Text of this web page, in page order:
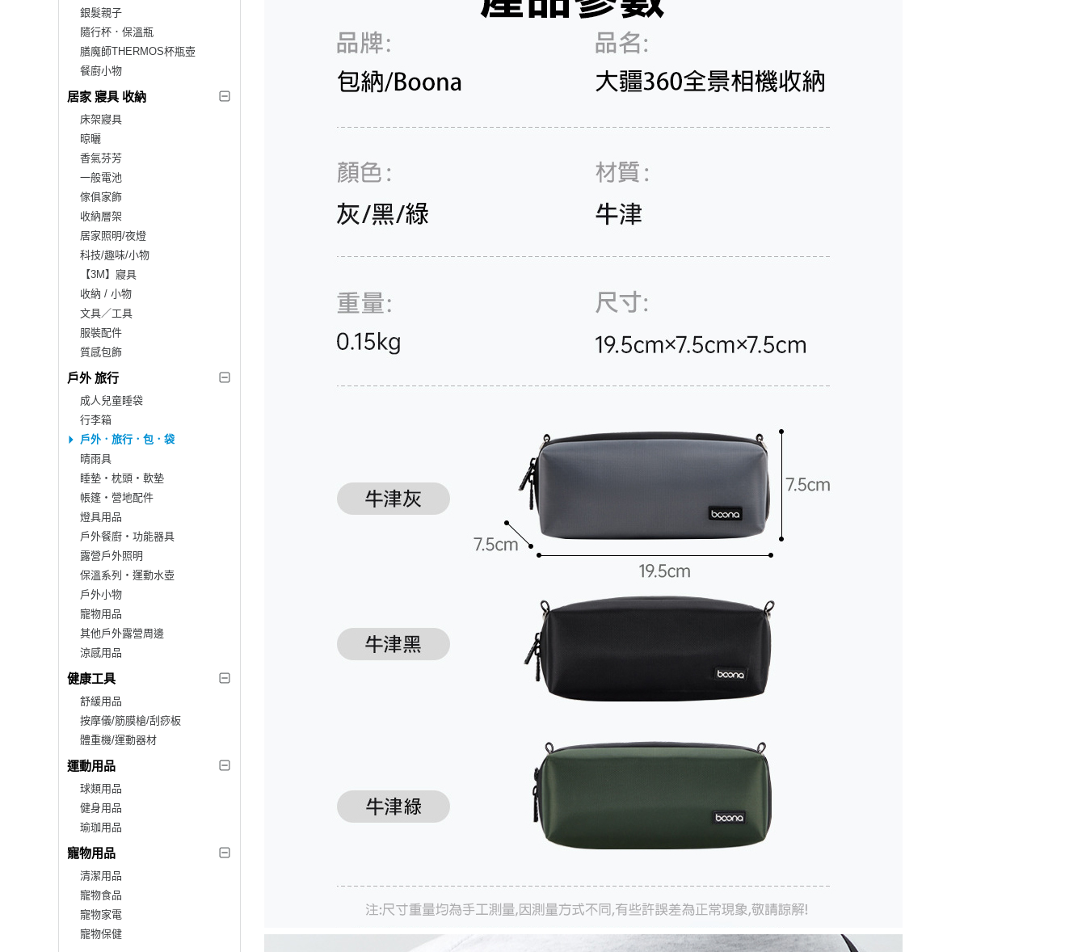
銀髮親子
隨行杯．保溫瓶
膳魔師THERMOS杯瓶壺
餐廚小物
居家 寢具 收納
床架寢具
晾曬
香氣芬芳
一般電池
傢俱家飾
收納層架
居家照明/夜燈
科技/趣味/小物
【3M】寢具
收納 / 小物
文具／工具
服裝配件
質感包飾
戶外 旅行
成人兒童睡袋
行李箱
戶外．旅行．包．袋
晴雨具
睡墊‧枕頭‧軟墊
帳篷‧營地配件
燈具用品
戶外餐廚‧功能器具
露營戶外照明
保溫系列‧運動水壺
戶外小物
寵物用品
其他戶外露營周邊
涼感用品
健康工具
舒緩用品
按摩儀/筋膜槍/刮痧板
體重機/運動器材
運動用品
球類用品
健身用品
瑜珈用品
寵物用品
清潔用品
寵物食品
寵物家電
寵物保健